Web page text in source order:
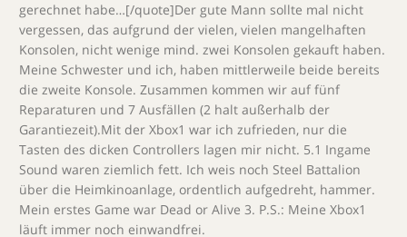
gerechnet habe…[/quote]Der gute Mann sollte mal nicht
vergessen, das aufgrund der vielen, vielen mangelhaften
Konsolen, nicht wenige mind. zwei Konsolen gekauft haben.
Meine Schwester und ich, haben mittlerweile beide bereits
die zweite Konsole. Zusammen kommen wir auf fünf
Reparaturen und 7 Ausfällen (2 halt außerhalb der
Garantiezeit).Mit der Xbox1 war ich zufrieden, nur die
Tasten des dicken Controllers lagen mir nicht. 5.1 Ingame
Sound waren ziemlich fett. Ich weis noch Steel Battalion
über die Heimkinoanlage, ordentlich aufgedreht, hammer.
Mein erstes Game war Dead or Alive 3. P.S.: Meine Xbox1
läuft immer noch einwandfrei.